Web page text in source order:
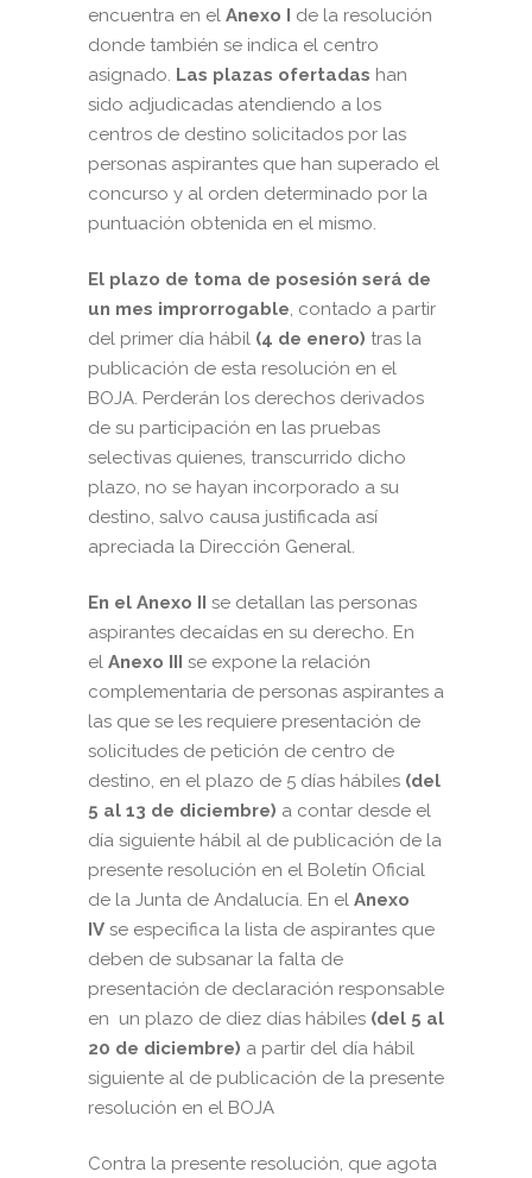
encuentra en el Anexo I
de la resolución
donde también se indica el centro
asignado. Las plazas ofertadas han
sido adjudicadas atendiendo a los
centros de destino solicitados por las
personas aspirantes que han superado el
concurso y al orden determinado por la
puntuación obtenida en el mismo.
El plazo de toma de posesión será de
un mes improrrogable, contado a partir
del primer día hábil (4 de enero) tras la
publicación de esta resolución en el
BOJA. Perderán los derechos derivados
de su participación en las pruebas
selectivas quienes, transcurrido dicho
plazo, no se hayan incorporado a su
destino, salvo causa justificada así
apreciada la Dirección General.
En el Anexo II
se detallan las personas
aspirantes decaídas en su derecho. En
el Anexo III
se expone la relación
complementaria de personas aspirantes a
las que se les requiere presentación de
solicitudes de petición de centro de
destino, en el plazo de 5 días hábiles (del
5 al 13 de diciembre) a contar desde el
día siguiente hábil al de publicación de la
presente resolución en el Boletín Oficial
de la Junta de Andalucía. En el Anexo
IV se especifica la lista de aspirantes que
deben de subsanar la falta de
presentación de declaración responsable
en un plazo de diez días hábiles (del 5 al
20 de diciembre) a partir del día hábil
siguiente al de publicación de la presente
resolución en el BOJA
Contra la presente resolución, que agota